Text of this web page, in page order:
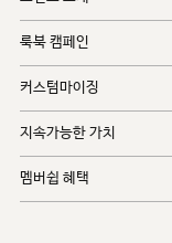
룩북 캠페인
커스텀마이징
지속가능한 가치
멤버쉽 혜택